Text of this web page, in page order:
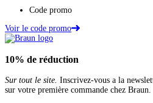
Code promo
Voir le code promo
10% de réduction
Sur tout le site. Inscrivez-vous a la
sur votre première commande chez Braun.